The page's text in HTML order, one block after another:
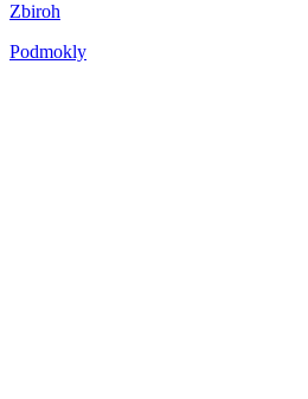
Zbiroh
Podmokly